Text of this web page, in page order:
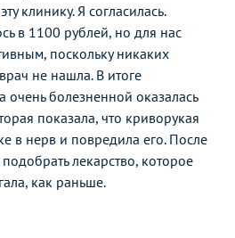
клинику. Я согласилась.
в 1100 рублей, но для нас
поскольку никаких
не нашла. В итоге
очень болезненной оказалась
показала, что криворукая
в нерв и повредила его. После
лекарство, которое
как раньше.